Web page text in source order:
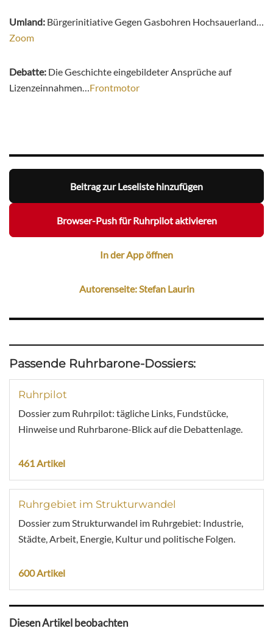
Umland: Bürgerinitiative Gegen Gasbohren Hochsauerland…
Zoom
Debatte: Die Geschichte eingebildeter Ansprüche auf
Lizenzeinnahmen…Frontmotor
Beitrag zur Leseliste hinzufügen
Browser-Push für Ruhrpilot aktivieren
In der App öffnen
Autorenseite: Stefan Laurin
Passende Ruhrbarone-Dossiers:
Ruhrpilot
Dossier zum Ruhrpilot: tägliche Links, Fundstücke,
Hinweise und Ruhrbarone-Blick auf die Debattenlage.
461 Artikel
Ruhrgebiet im Strukturwandel
Dossier zum Strukturwandel im Ruhrgebiet: Industrie,
Städte, Arbeit, Energie, Kultur und politische Folgen.
600 Artikel
Diesen Artikel beobachten